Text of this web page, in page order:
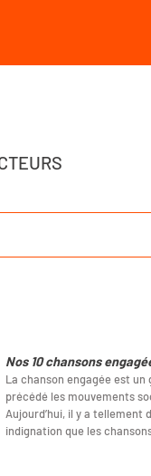
Nos 10 chansons
La chanson engagée est
précédé les mouvements
Aujourd’hui, il y a tellement
indignation que les chansons